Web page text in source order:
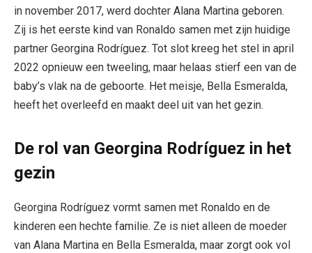
in november 2017, werd dochter Alana Martina geboren.
Zij is het eerste kind van Ronaldo samen met zijn huidige
partner Georgina Rodríguez. Tot slot kreeg het stel in april
2022 opnieuw een tweeling, maar helaas stierf een van de
baby’s vlak na de geboorte. Het meisje, Bella Esmeralda,
heeft het overleefd en maakt deel uit van het gezin.
De rol van Georgina Rodríguez in het
gezin
Georgina Rodríguez vormt samen met Ronaldo en de
kinderen een hechte familie. Ze is niet alleen de moeder
van Alana Martina en Bella Esmeralda, maar zorgt ook vol